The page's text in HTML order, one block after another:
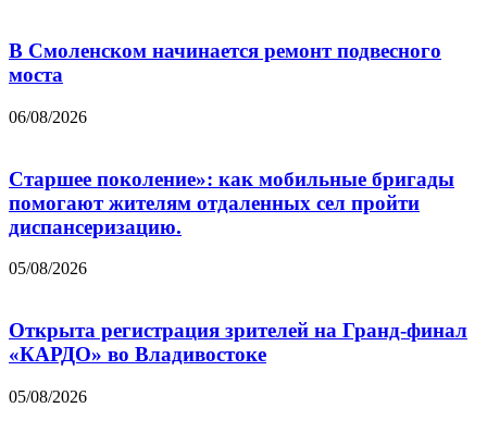
В Смоленском начинается ремонт подвесного
моста
06/08/2026
Старшее поколение»: как мобильные бригады
помогают жителям отдаленных сел пройти
диспансеризацию.
05/08/2026
Открыта регистрация зрителей на Гранд-финал
«КАРДО» во Владивостоке
05/08/2026